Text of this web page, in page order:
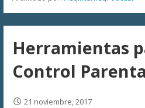
Herramientas
Control
21 noviembre, 2017